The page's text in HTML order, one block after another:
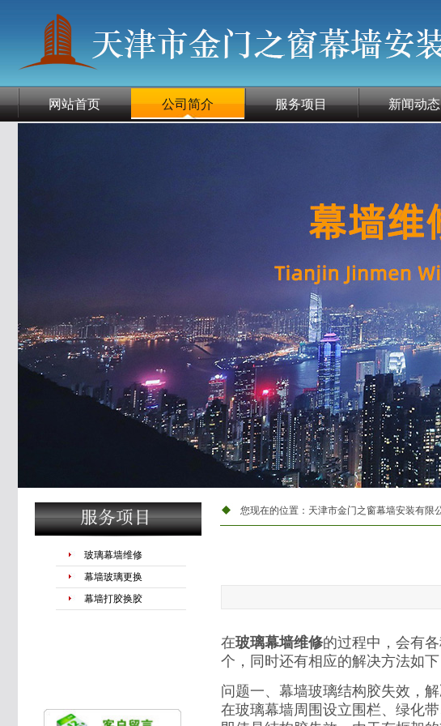
网站首页 公司简介 服务项目 新闻动态
玻璃幕墙维修
幕墙玻璃更换
幕墙打胶换胶
您现在的位置： 天津市金门之窗幕墙安装有限
在玻璃幕墙维修的过程中，会有
个，同时还有相应的解决方法如下
问题一、幕墙玻璃结构胶失效，
在玻璃幕墙周围设立围栏、绿化